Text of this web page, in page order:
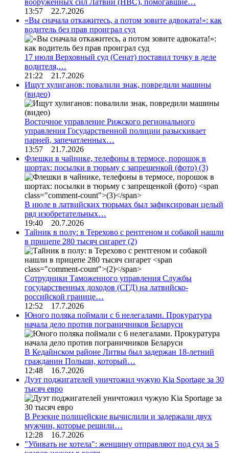
вооруженных сил Латвии (НВС), помогавшие…
13:57 22.7.2026
«Вы сначала откажитесь, а потом зовите адвоката!»: как
водитель без прав проиграл суд
17 июля Верховный суд (Сенат) поставил точку в деле
водителя,…
21:22 21.7.2026
Ищут хулиганов: повалили знак, повредили машины
(видео)
Восточное управление Рижского регионального
управления Государственной полиции разыскивает
парней, запечатленных…
13:57 21.7.2026
Флешки в чайнике, телефоны в термосе, порошок в
шортах: посылки в тюрьму с запрещенкой (фото) (3)
В июле в латвийских тюрьмах был зафиксирован целый
ряд изобретательных…
19:40 20.7.2026
Тайник в полу: в Терехово с рентгеном и собакой нашли
в прицепе 280 тысяч сигарет (2)
Сотрудники Таможенного управления Службы
государственных доходов (СГД) на латвийско-
российской границе…
12:52 17.7.2026
Юного поляка поймали с 6 нелегалами. Прокуратура
начала дело против пограничников Беларуси
В Кедайнском районе Литвы был задержан 18-летний
гражданин Польши, который…
12:48 16.7.2026
Дуэт поджигателей уничтожил чужую Kia Sportage за 30
тысяч евро
В Резекне полицейские вычислили и задержали двух
мужчин, которые решили…
12:28 16.7.2026
"Убивать не хотела": женщину отправляют под суд за 5